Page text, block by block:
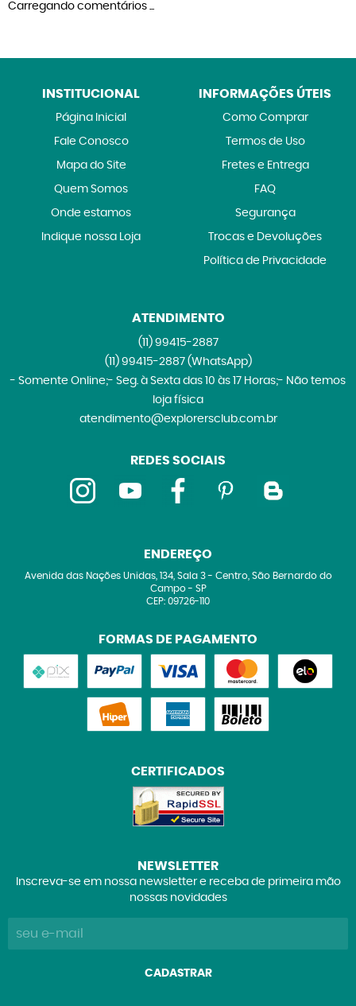
Carregando comentários ...
INSTITUCIONAL
Página Inicial
Fale Conosco
Mapa do Site
Quem Somos
Onde estamos
Indique nossa Loja
INFORMAÇÕES ÚTEIS
Como Comprar
Termos de Uso
Fretes e Entrega
FAQ
Segurança
Trocas e Devoluções
Política de Privacidade
ATENDIMENTO
(11)99415-2887
(11)99415-2887 (WhatsApp)
- Somente Online;- Seg. à Sexta das 10 às 17 Horas;- Não temos
loja física
atendimento@explorersclub.com.br
REDES SOCIAIS
ENDEREÇO
Avenida das Nações Unidas, 134, Sala 3- Centro, São Bernardo do
Campo- SP
CEP: 09726-110
FORMAS DE PAGAMENTO
CERTIFICADOS
NEWSLETTER
Inscreva-se em nossa newsletter e receba de primeira mão
nossas novidades
CADASTRAR